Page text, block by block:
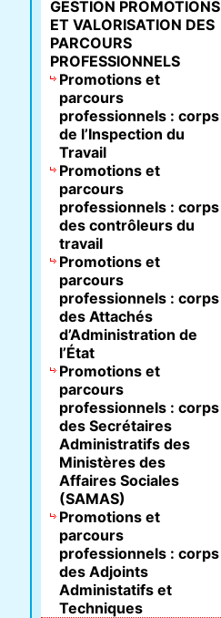
GESTION PROMOTIONS
ET VALORISATION DES
PARCOURS
PROFESSIONNELS
Promotions et
parcours
professionnels : corps
de l’Inspection du
Travail
Promotions et
parcours
professionnels : corps
des contrôleurs du
travail
Promotions et
parcours
professionnels : corps
des Attachés
d’Administration de
l’État
Promotions et
parcours
professionnels : corps
des Secrétaires
Administratifs des
Ministères des
Affaires Sociales
(SAMAS)
Promotions et
parcours
professionnels : corps
des Adjoints
Administatifs et
Techniques